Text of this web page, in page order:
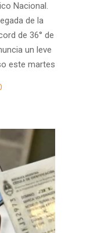
Nacional.
de la
de 36° de
un leve
este martes